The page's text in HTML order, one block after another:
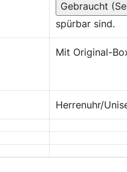
Gebraucht
spürbar sind.
Mit Original-
Herrenuhr/